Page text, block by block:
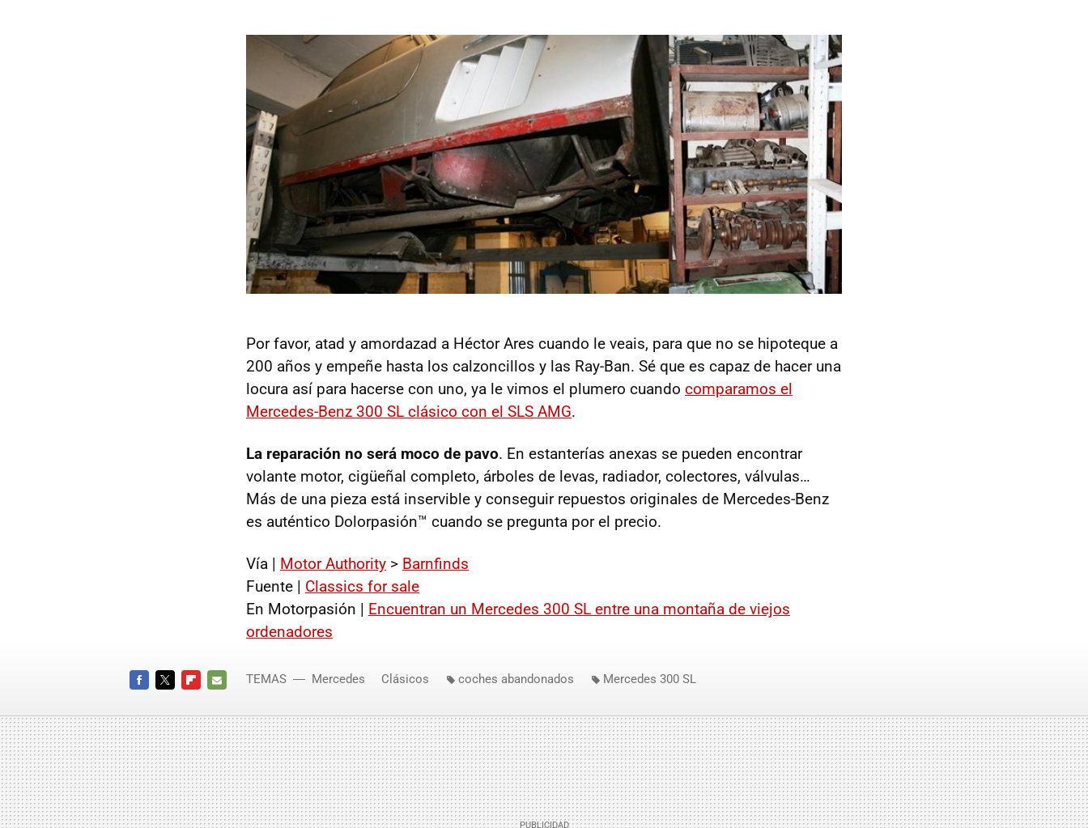
Por favor, atad y amordazad a Héctor Ares cuando le veais, para que no se hipoteque a
200 años y empeñe hasta los calzoncillos y las Ray-Ban. Sé que es capaz de hacer una
locura así para hacerse con uno, ya le vimos el plumero cuando comparamos el
Mercedes-Benz 300 SL clásico con el SLS AMG.
La reparación no será moco de pavo. En estanterías anexas se pueden encontrar
volante motor, cigüeñal completo, árboles de levas, radiador, colectores, válvulas…
Más de una pieza está inservible y conseguir repuestos originales de Mercedes-Benz
es auténtico Dolorpasión™ cuando se pregunta por el precio.
Vía | Motor Authority > Barnfinds
Fuente | Classics for sale
En Motorpasión | Encuentran un Mercedes 300 SL entre una montaña de viejos
ordenadores
MAIL
TEMAS Mercedes Clásicos coches abandonados Mercedes 300 SL